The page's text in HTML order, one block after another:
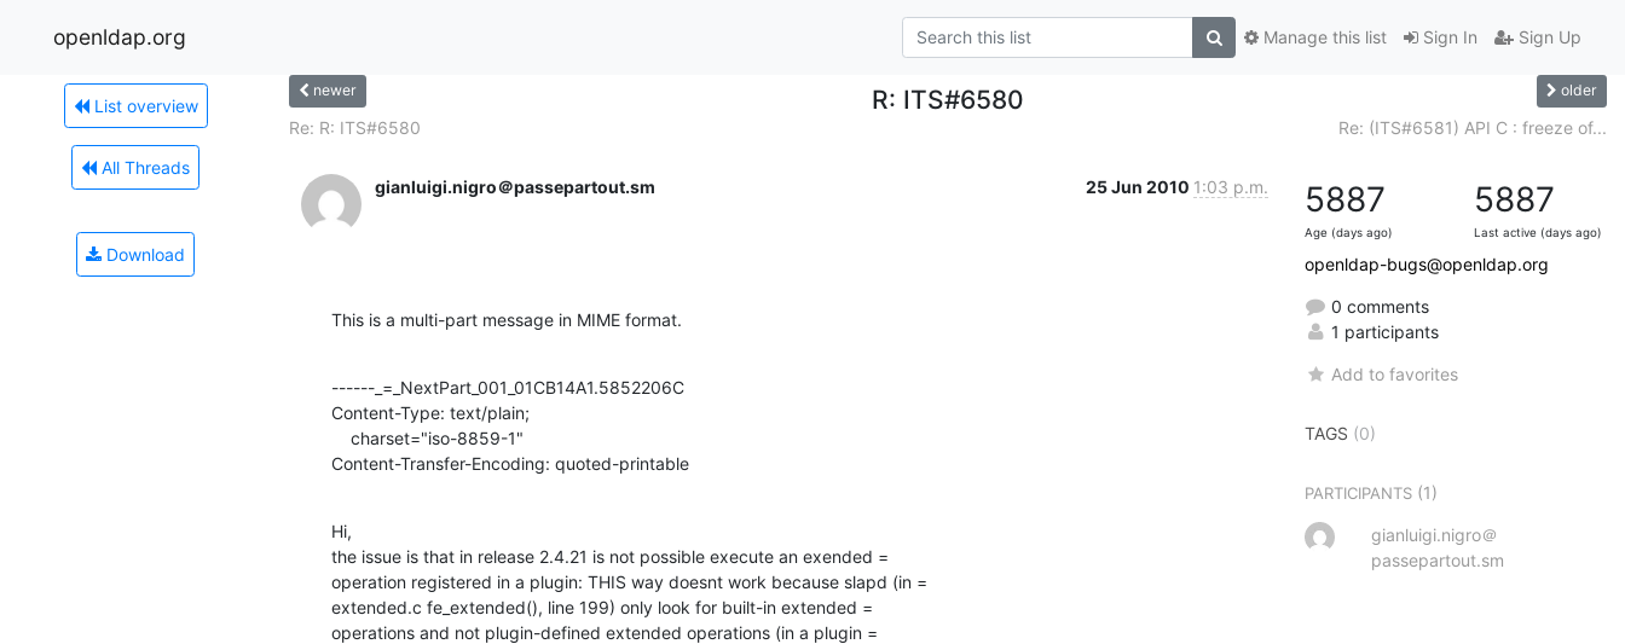
openldap.org Sign In Sign Up
Manage this list
List overview
All Threads
Download
newer R: ITS#6580 older
Re: R: ITS#6580 Re: (ITS#6581) API C : freeze of...
gianluigi.nigro＠passepartout.sm 25 Jun 2010 1:03 p.m.
This is a multi-part message in MIME format.
------_=_NextPart_001_01CB14A1.5852206C
Content-Type: text/plain;
Content-Transfer-Encoding: quoted-printable
Hi,
the issue is that in release 2.4.21 is not possible execute an exended =
operation registered in a plugin: THIS way doesnt work because slapd (in =
extended.c fe_extended(), line 199) only look for built-in extended =
operations and not plugin-defined extended operations (in a plugin =
5887
Age (days ago)
5887
Last active (days ago)
openldap-bugs@openldap.org
0 comments
1 participants
Add to favorites
TAGS (0)
PARTICIPANTS (1)
gianluigi.nigro＠
passepartout.sm